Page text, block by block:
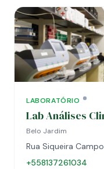
LABORATÓRIO
Lab Análises
Belo Jardim
Rua Siqueira
+558137261034